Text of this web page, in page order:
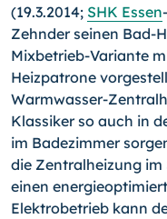
(19.3.2014; SHK Essen
Zehnder sei­nen Bad-
Mixbetrieb-Variante
Heizpatrone
Warmwasser-
Klassiker so auch in
im Badezimmer
die Zentralheizung
einen
Elektrobetrieb kann